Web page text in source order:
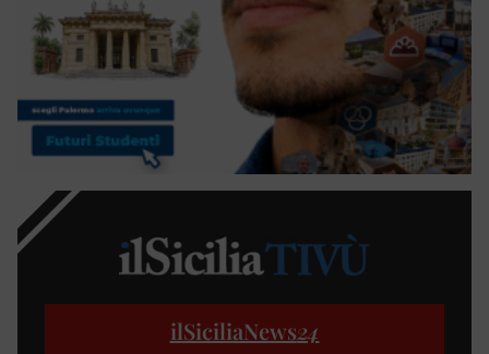
ilSiciliaNews24